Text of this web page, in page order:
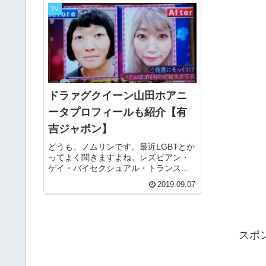
TV
ドラァグクイーン山田ホアニ
ータプロフィールも紹介【有
吉ジャポン】
どうも、ノムリンです。最近LGBTとか
ってよく聞きますよね。レズビアン・
ゲイ・バイセクシュアル・トランスジ
ェンダーの頭文字をとった、セクシュ
アルマイノリティの総称ですがね。テ
2019.09.07
スポ